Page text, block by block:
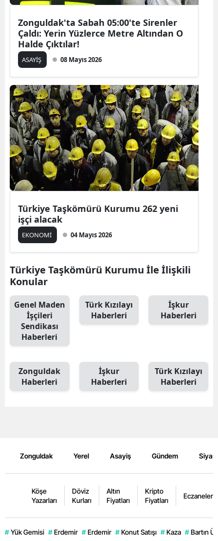
Zonguldak'ta Sabah 05:00'te Sirenler
Çaldı: Yerin Yüzlerce Metre Altından O
Halde Çıktılar!
ASAYİŞ 08 Mayıs 2026
Türkiye Taşkömürü Kurumu 262 yeni
işçi alacak
EKONOMİ 04 Mayıs 2026
Türkiye Taşkömürü Kurumu İle İlişkili
Konular
Genel Maden
İşçileri
Sendikası
Haberleri
Türk Kızılayı
Haberleri
İşkur
Haberleri
Zonguldak
Haberleri
İşkur
Haberleri
Türk Kızılayı
Haberleri
Zonguldak Yerel Asayiş Gündem
Köşe
Yazarları
Döviz
Kurları
Altın
Fiyatları
Kripto
Fiyatları
Eczaneler
# Yük Gemisi # Erdemir # Erdemir # Konut Satışı # Kaza # Bartın